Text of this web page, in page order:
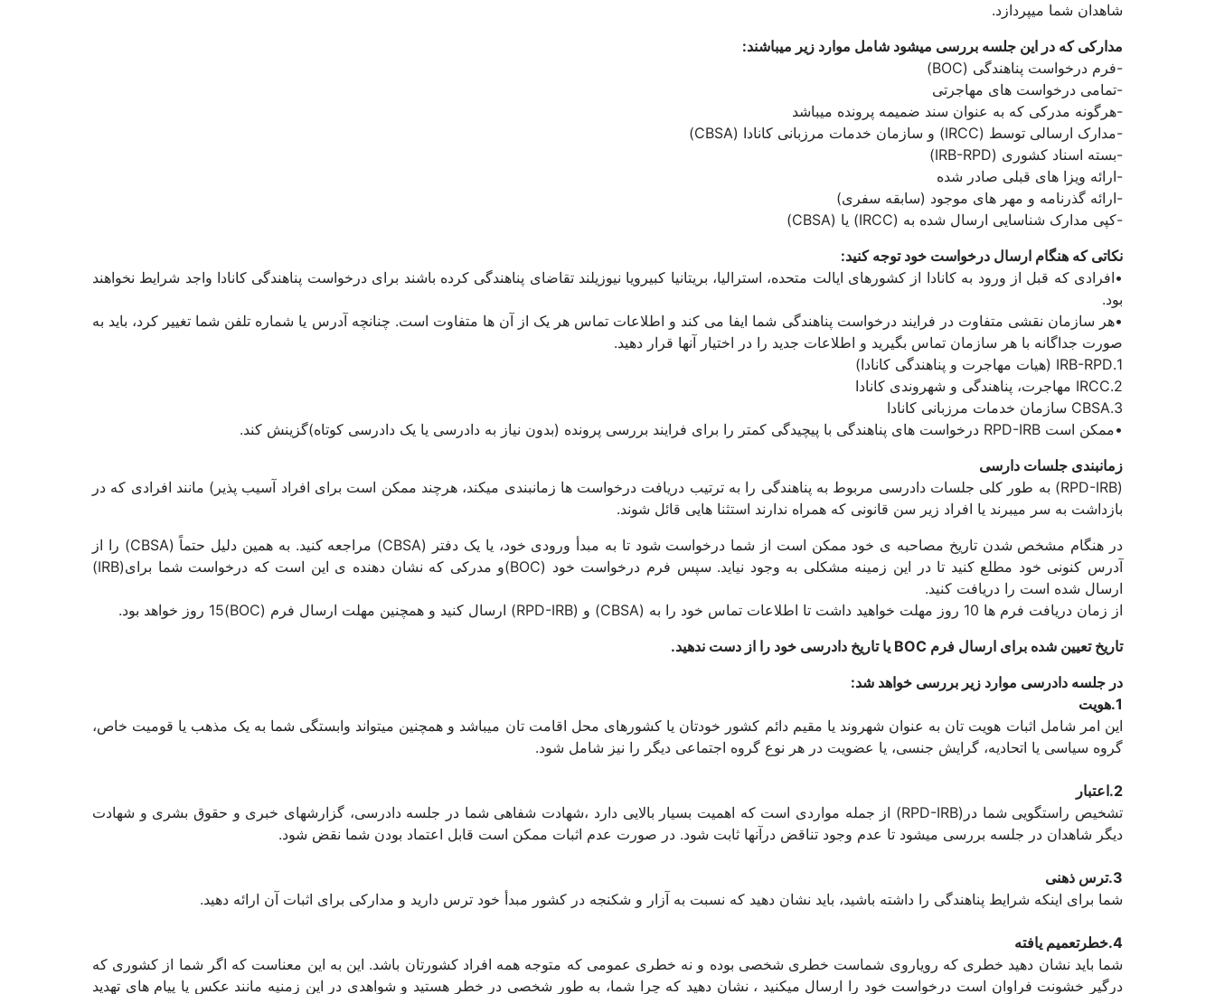
شاهدان شما میپردازد.
مدارکی که در این جلسه بررسی میشود شامل موارد زیر میباشند:
-فرم درخواست پناهندگی (BOC)
-تمامی درخواست های مهاجرتی
-هرگونه مدرکی که به عنوان سند ضمیمه پرونده میباشد
-مدارک ارسالی توسط (IRCC) و سازمان خدمات مرزبانی کانادا (CBSA)
-بسته اسناد کشوری (IRB-RPD)
-ارائه ویزا های قبلی صادر شده
-ارائه گذرنامه و مهر های موجود (سابقه سفری)
-کپی مدارک شناسایی ارسال شده به (IRCC) یا (CBSA)
نکاتی که هنگام ارسال درخواست خود توجه کنید:
•افرادی که قبل از ورود به کانادا از کشورهای ایالت متحده، استرالیا، بریتانیا کبیرویا نیوزیلند تقاضای پناهندگی کرده باشند برای درخواست پناهندگی کانادا واجد شرایط نخواهند
بود.
•هر سازمان نقشی متفاوت در فرایند درخواست پناهندگی شما ایفا می کند و اطلاعات تماس هر یک از آن ها متفاوت است. چنانچه آدرس یا شماره تلفن شما تغییر کرد، باید به
صورت جداگانه با هر سازمان تماس بگیرید و اطلاعات جدید را در اختیار آنها قرار دهید.
1.IRB-RPD (هیات مهاجرت و پناهندگی کانادا)
2.IRCC مهاجرت، پناهندگی و شهروندی کانادا
3.CBSA سازمان خدمات مرزبانی کانادا
•ممکن است RPD-IRB درخواست های پناهندگی با پیچیدگی کمتر را برای فرایند بررسی پرونده (بدون نیاز به دادرسی یا یک دادرسی کوتاه)گزینش کند.
زمانبندی جلسات دارسی
(RPD-IRB) به طور کلی جلسات دادرسی مربوط به پناهندگی را به ترتیب دریافت درخواست ها زمانبندی میکند، هرچند ممکن است برای افراد آسیب پذیر) مانند افرادی که در
بازداشت به سر میبرند یا افراد زیر سن قانونی که همراه ندارند استثنا هایی قائل شوند.
در هنگام مشخص شدن تاریخ مصاحبه ی خود ممکن است از شما درخواست شود تا به مبدأ ورودی خود، يا يک دفتر (CBSA) مراجعه کنید. به همین دلیل حتماً (CBSA) را از
آدرس کنونی خود مطلع کنید تا در این زمینه مشکلی به وجود نیاید. سپس فرم درخواست خود (BOC)و مدرکی که نشان دهنده ی این است که درخواست شما برای(IRB)
ارسال شده است را دریافت کنید.
از زمان دریافت فرم ها 10 روز مهلت خواهید داشت تا اطلاعات تماس خود را به (CBSA) و (RPD-IRB) ارسال کنید و همچنین مهلت ارسال فرم (BOC)15 روز خواهد بود.
تاریخ تعیین شده برای ارسال فرم BOC یا تاریخ دادرسی خود را از دست ندهید.
در جلسه دادرسی موارد زیر بررسی خواهد شد:
1.هویت
این امر شامل اثبات هویت تان به عنوان شهروند یا مقیم دائم کشور خودتان یا کشورهای محل اقامت تان میباشد و همچنین میتواند وابستگی شما به یک مذهب یا قومیت خاص،
گروه سیاسی یا اتحادیه، گرایش جنسی، یا عضویت در هر نوع گروه اجتماعی دیگر را نیز شامل شود.
2.اعتبار
تشخیص راستگویی شما در(RPD-IRB) از جمله مواردی است که اهمیت بسیار بالایی دارد ،شهادت شفاهی شما در جلسه دادرسی، گزارشهای خبری و حقوق بشری و شهادت
دیگر شاهدان در جلسه بررسی میشود تا عدم وجود تناقض درآنها ثابت شود. در صورت عدم اثبات ممکن است قابل اعتماد بودن شما نقض شود.
3.ترس ذهنی
شما برای اینکه شرایط پناهندگی را داشته باشید، باید نشان دهید که نسبت به آزار و شکنجه در کشور مبدأ خود ترس دارید و مدارکی برای اثبات آن ارائه دهید.
4.خطرتعمیم یافته
شما باید نشان دهید خطری که رویاروی شماست خطری شخصی بوده و نه خطری عمومی که متوجه همه افراد کشورتان باشد. این به این معناست که اگر شما از کشوری که
درگیر خشونت فراوان است درخواست خود را ارسال میکنید ، نشان دهید که چرا شما، به طور شخصی در خطر هستید و شواهدی در این زمنیه مانند عکس یا پیام های تهدید